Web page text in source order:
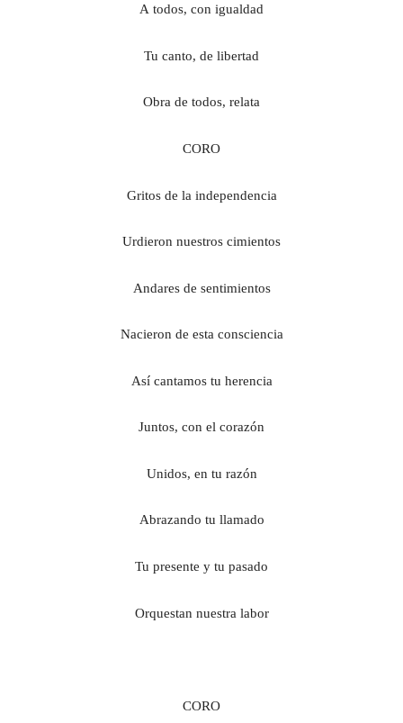
A todos, con igualdad
Tu canto, de libertad
Obra de todos, relata
CORO
Gritos de la independencia
Urdieron nuestros cimientos
Andares de sentimientos
Nacieron de esta consciencia
Así cantamos tu herencia
Juntos, con el corazón
Unidos, en tu razón
Abrazando tu llamado
Tu presente y tu pasado
Orquestan nuestra labor
CORO